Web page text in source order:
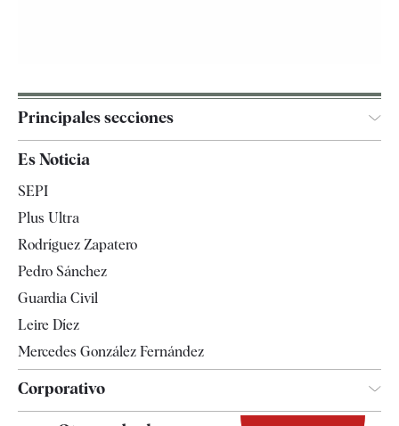
Principales secciones
España
Televisión
Es Noticia
SEPI
Plus Ultra
Rodríguez Zapatero
Pedro Sánchez
Guardia Civil
Leire Díez
Mercedes González Fernández
Corporativo
Contacto